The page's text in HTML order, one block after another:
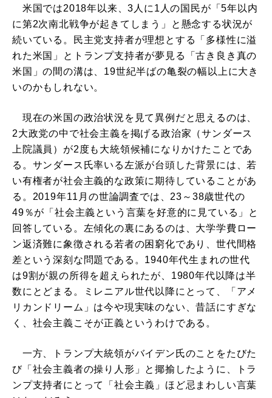
米国では2018年以来、3人に1人の国民が「5年以内
に第2次南北戦争が起きてしまう」と懸念する状況が
続いている。民主党支持者が理想とする「多様性に溢
れた米国」とトランプ支持者が夢見る「古き良き真の
米国」の間の溝は、19世紀半ばの亀裂の幅以上に大き
いのかもしれない。
現在の米国の政治状況を見て異例だと思えるのは、
2大政党の中で社会主義を掲げる政治家（サンダース
上院議員）が2度も大統領候補になりかけたことであ
る。サンダース氏率いる左派が台頭した背景には、若
い有権者が社会主義的な政策に期待していることがあ
る。2019年11月の世論調査では、23～38歳世代の
49％が「社会主義という言葉を好意的に見ている」と
回答している。左傾化の裏にあるのは、大学学費ロー
ン返済難に象徴される若者の困窮化であり、世代間格
差という深刻な問題である。1940年代生まれの世代
は9割が親の所得を超えられたが、1980年代以降は半
数にとどまる。ミレニアル世代以降にとって、「アメ
リカンドリーム」は今や現実味のない、昔話にすぎな
く、社会主義こそが正義というわけである。
一方、トランプ大統領がバイデン氏のことをたびた
び「社会主義者の操り人形」と揶揄したように、トラ
ンプ支持者にとって「社会主義」ほど忌まわしい言葉